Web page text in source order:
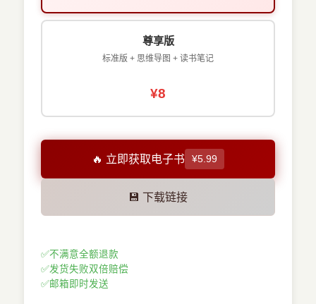
尊享版
标准版 + 思维导图 + 读书笔记
¥8
🔥 立即获取电子书 ¥5.99
💾 下载链接
✅不满意全额退款
✅发货失败双倍赔偿
✅邮箱即时发送